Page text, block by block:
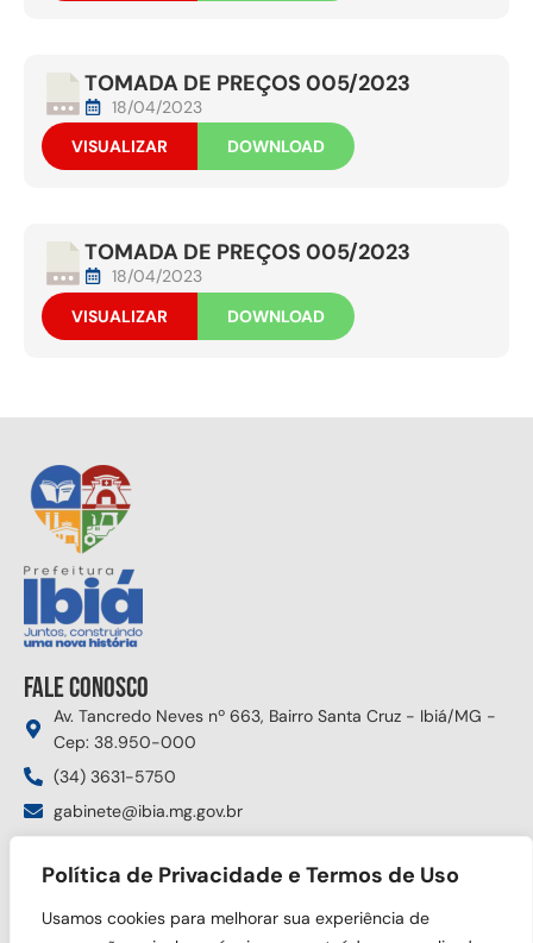
Política de Privacidade e Termos de Uso
Usamos cookies para melhorar sua experiência de
TOMADA DE PREÇOS 005/2023
18/04/2023
VISUALIZAR
DOWNLOAD
TOMADA DE PREÇOS 005/2023
18/04/2023
VISUALIZAR
DOWNLOAD
Fale conosco
Av. Tancredo Neves nº 663, Bairro Santa Cruz - Ibiá/MG -
Cep: 38.950-000
(34) 3631-5750
gabinete@ibia.mg.gov.br
Siga nas redes sociais